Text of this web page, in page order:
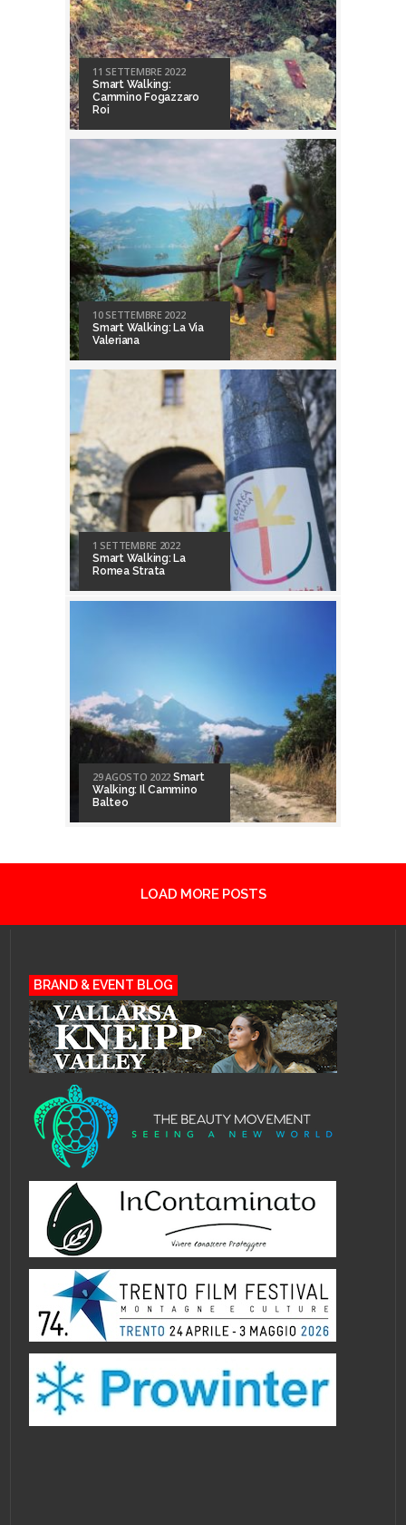
11 SETTEMBRE 2022
Smart Walking:
Cammino Fogazzaro
Roi
10 SETTEMBRE 2022
Smart Walking: La Via
Valeriana
1 SETTEMBRE 2022
Smart Walking: La
Romea Strata
29 AGOSTO 2022 Smart
Walking: Il Cammino
Balteo
LOAD MORE POSTS
BRAND & EVENT BLOG